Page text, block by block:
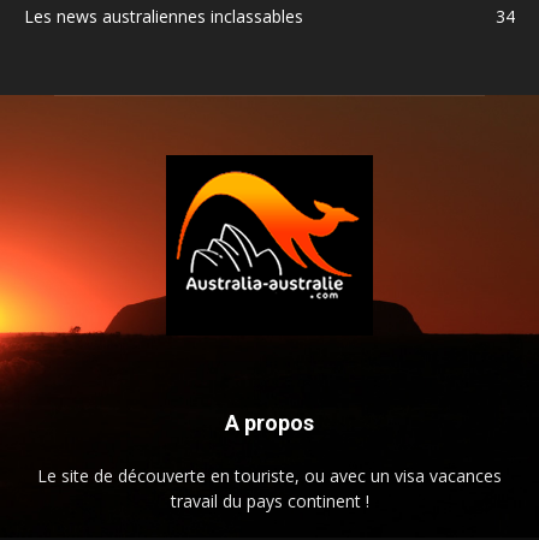
Les news australiennes inclassables
34
A propos
Le site de découverte en touriste, ou avec un visa vacances
travail du pays continent !